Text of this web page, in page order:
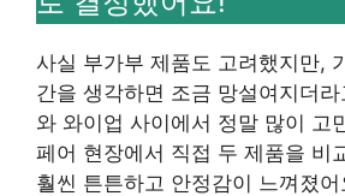
사실 부가부 제품도 고려했지만,
간을 생각하면 조금 망설여지더
와 와이업 사이에서 정말 많이 고
페어 현장에서 직접 두 제품을 비
훨씬 튼튼하고 안정감이 느껴졌